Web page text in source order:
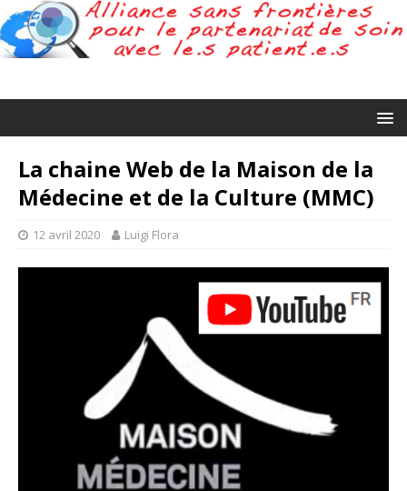
La chaine Web de la Maison de la
Médecine et de la Culture (MMC)
12 avril 2020 Luigi Flora